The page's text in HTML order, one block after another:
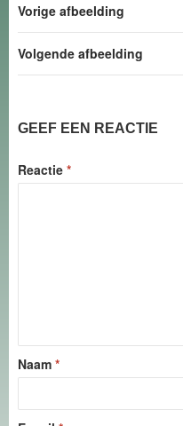
Vorige afbeelding
Volgende afbeelding
GEEF EEN REACTIE
Reactie *
Naam *